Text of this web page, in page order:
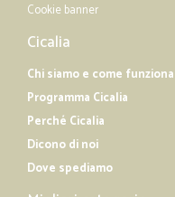
Cookie banner
Cicalia
Chi siamo e come funziona
Programma Cicalia
Perché Cicalia
Dicono di noi
Dove spediamo